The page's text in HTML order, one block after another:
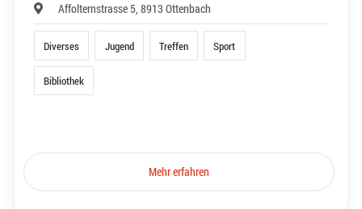
Affolternstrasse 5, 8913 Ottenbach
Diverses Jugend Treffen Sport
Bibliothek
Mehr erfahren